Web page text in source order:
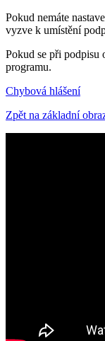
Pokud nemáte
vyzve k umístění
Pokud se při podpisu
programu.
Chybová hlášení
Zpět na základní